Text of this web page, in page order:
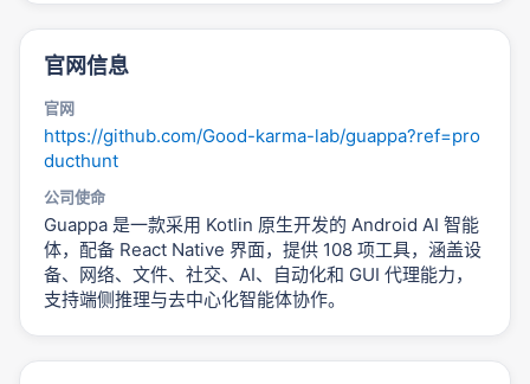
官网信息
官网
https://github.com/Good-karma-lab/guappa?ref=pro
ducthunt
公司使命
Guappa 是一款采用 Kotlin 原生开发的 Android AI 智能
体，配备 React Native 界面，提供 108 项工具，涵盖设
备、网络、文件、社交、AI、自动化和 GUI 代理能力，
支持端侧推理与去中心化智能体协作。